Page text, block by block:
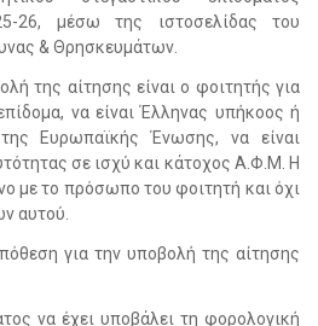
26, μέσω της ιστοσελίδας του
& Θρησκευμάτων.
της αίτησης είναι ο φοιτητής για
να είναι Έλληνας υπήκοος ή
Ευρωπαϊκής Ένωσης, να είναι
σε ισχύ και κάτοχος Α.Φ.Μ. Η
με το πρόσωπο του φοιτητή και όχι
αυτού.
για την υποβολή της αίτησης
να έχει υποβάλει τη φορολογική